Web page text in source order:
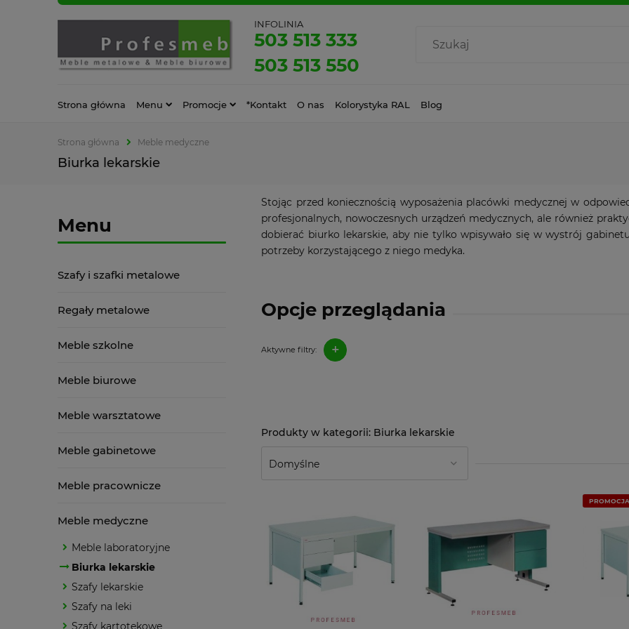
INFOLINIA
503 513 333
503 513 550
Strona główna Menu Promocje *Kontakt O nas Kolorystyka RAL Blog
Strona główna Meble medyczne
Biurka lekarskie
Menu
Szafy i szafki metalowe
Regały metalowe
Meble szkolne
Meble biurowe
Meble warsztatowe
Meble gabinetowe
Meble pracownicze
Meble medyczne
Meble laboratoryjne
Biurka lekarskie
Szafy lekarskie
Szafy na leki
Szafy kartotekowe
Opcje przeglądania
Aktywne filtry: +
Stojąc przed koniecznością wyposażenia placówki medycznej w
profesjonalnych, nowoczesnych urządzeń medycznych, ale również
dobierać biurko lekarskie, aby nie tylko wpisywało się w wystrój
potrzeby korzystającego z niego medyka.
Biurka lekarskie
PROMOCJA